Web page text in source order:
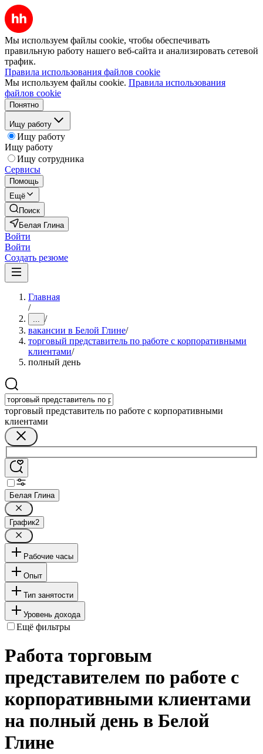
Мы используем файлы cookie, чтобы обеспечивать
правильную работу нашего веб-сайта и анализировать сетевой
трафик.
Правила использования файлов cookie
Мы используем файлы cookie. Правила использования
файлов cookie
Понятно
Ищу работу
Ищу работу
Ищу работу
Ищу сотрудника
Сервисы
Помощь
Ещё
Поиск
Белая Глина
Войти
Войти
Создать резюме
Главная
/
... /
вакансии в Белой Глине/
торговый представитель по работе с корпоративными
клиентами/
полный день
торговый представитель по работе с корпоративными
клиентами
Белая Глина
График2
Рабочие часы
Опыт
Тип занятости
Уровень дохода
Ещё фильтры
Работа торговым
представителем по работе с
корпоративными клиентами
на полный день в Белой
Глине